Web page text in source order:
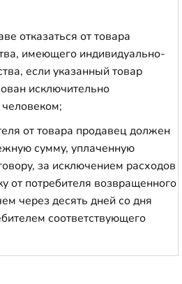
отказаться от товара
имеющего индивидуально-
если указанный товар
исключительно
от товара продавец должен
сумму, уплаченную
за исключением расходов
от потребителя возвращенного
через десять дней со дня
соответствующего